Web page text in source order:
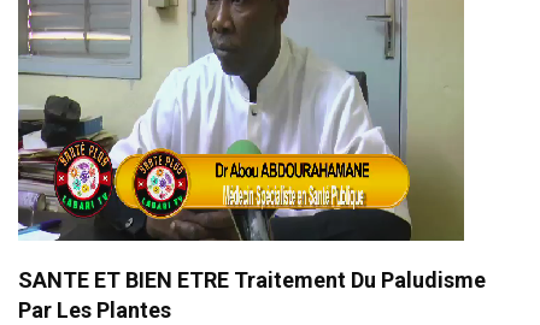
SANTE ET BIEN ETRE Traitement Du Paludisme
Par Les Plantes